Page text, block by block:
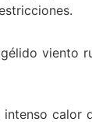
viento
calor